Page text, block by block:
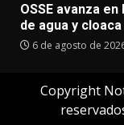
OSSE avanza
de agua y
6 de agosto de
Copyright